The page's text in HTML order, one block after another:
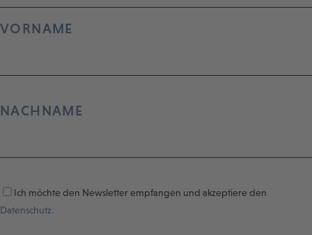
VORNAME
NACHNAME
Ich möchte den Newsletter empfangen und akzeptiere den
Datenschutz.